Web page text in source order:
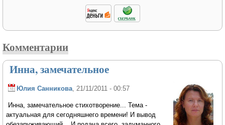
Комментарии
Инна, замечательное
Юлия Санникова , 21/11/2011 - 00:57
Инна, замечательное стихотворение... Тема -
актуальная для сегодняшнего времени! И вывод